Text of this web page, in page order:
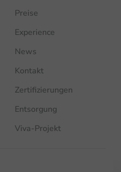
Preise
Experience
News
Kontakt
Zertifizierungen
Entsorgung
Viva-Projekt